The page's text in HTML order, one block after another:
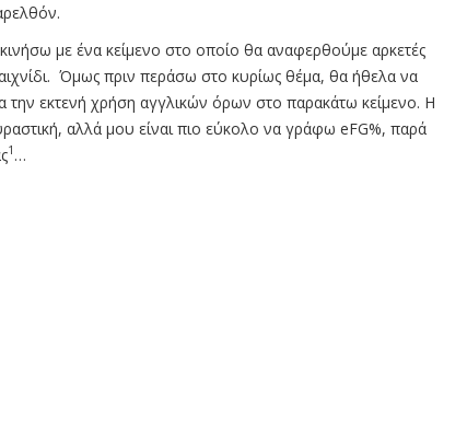
με ένα κείμενο στο οποίο θα αναφερθούμε αρκετές
Όμως πριν περάσω στο κυρίως θέμα, θα ήθελα να
εκτενή χρήση αγγλικών όρων στο παρακάτω κείμενο. Η
αλλά μου είναι πιο εύκολο να γράφω eFG%, παρά
1 …